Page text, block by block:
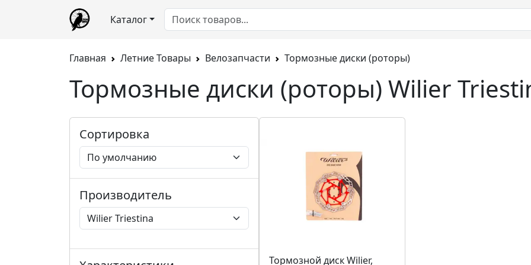
Каталог
Главная Летние Товары Велозапчасти Тормозные диски (роторы)
Тормозные диски (роторы) Wilier
Сортировка
Производитель
Тормозной диск Wilier,